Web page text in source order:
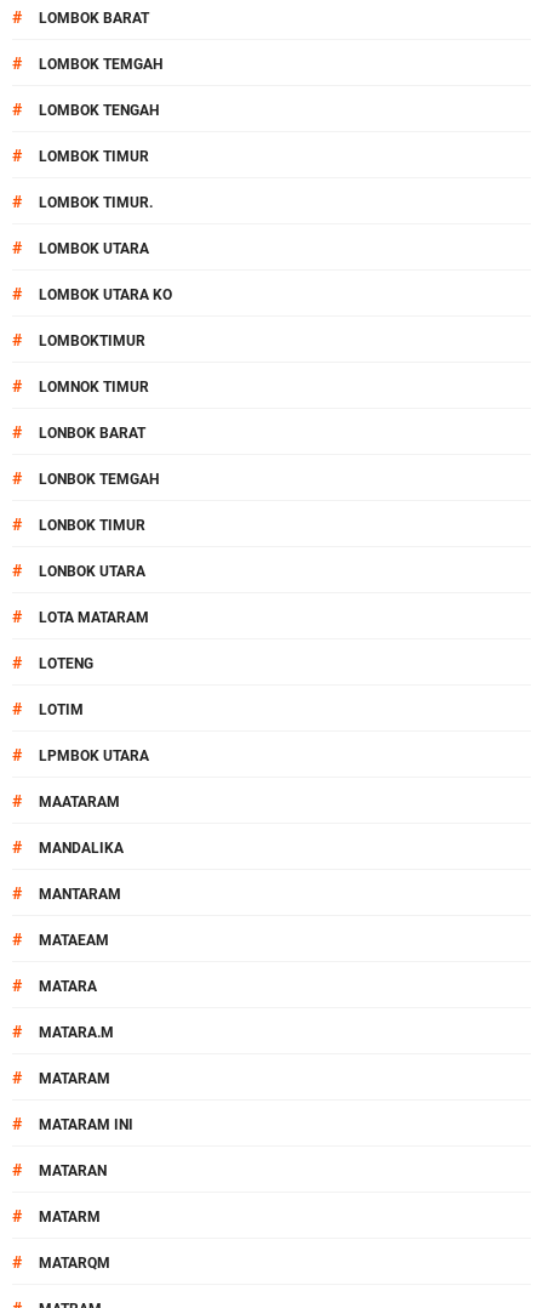
# LOMBOK BARAT
# LOMBOK TEMGAH
# LOMBOK TENGAH
# LOMBOK TIMUR
# LOMBOK TIMUR.
# LOMBOK UTARA
# LOMBOK UTARA KO
# LOMBOKTIMUR
# LOMNOK TIMUR
# LONBOK BARAT
# LONBOK TEMGAH
# LONBOK TIMUR
# LONBOK UTARA
# LOTA MATARAM
# LOTENG
# LOTIM
# LPMBOK UTARA
# MAATARAM
# MANDALIKA
# MANTARAM
# MATAEAM
# MATARA
# MATARA.M
# MATARAM
# MATARAM INI
# MATARAN
# MATARM
# MATARQM